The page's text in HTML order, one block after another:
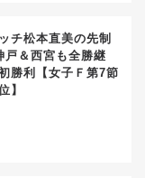
チ松本直美の先制
戸＆西宮も全勝継
勝利【女子Ｆ第7節
】